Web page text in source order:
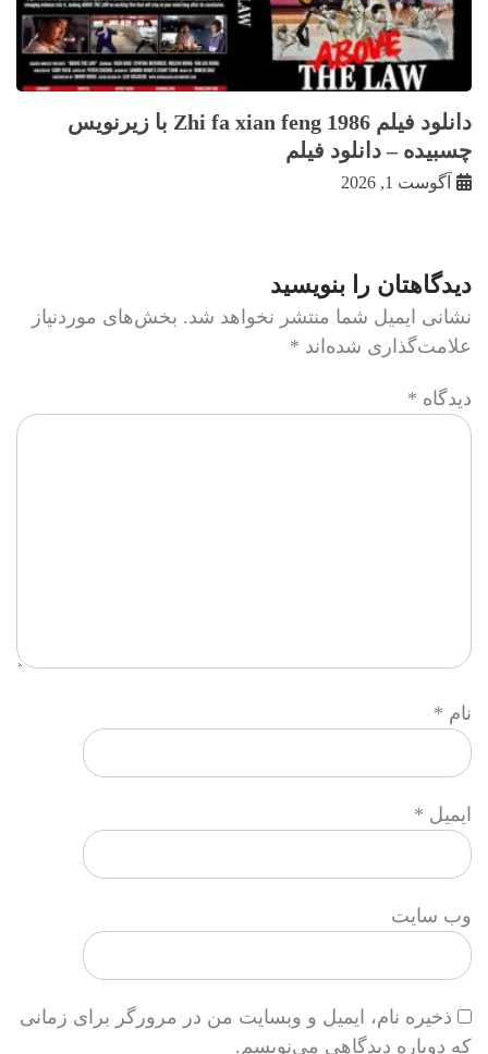
دانلود فیلم Zhi fa xian feng 1986 با زيرنويس
چسبيده – دانلود فیلم
آگوست 1, 2026
دیدگاهتان را بنویسید
نشانی ایمیل شما منتشر نخواهد شد. بخش‌های موردنیاز
علامت‌گذاری شده‌اند *
دیدگاه *
نام *
ایمیل *
وب‌ سایت
ذخیره نام، ایمیل و وبسایت من در مرورگر برای زمانی
که دوباره دیدگاهی می‌نویسم.